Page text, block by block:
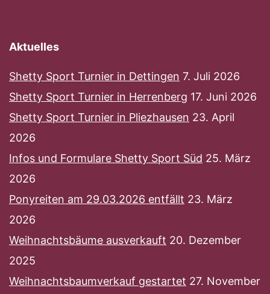
Aktuelles
Shetty Sport Turnier in Dettingen 7. Juli 2026
Shetty Sport Turnier in Herrenberg 17. Juni 2026
Shetty Sport Turnier in Pliezhausen 23. April
2026
Infos und Formulare Shetty Sport Süd 25. März
2026
Ponyreiten am 29.03.2026 entfällt 23. März
2026
Weihnachtsbäume ausverkauft 20. Dezember
2025
Weihnachtsbaumverkauf gestartet 27. November